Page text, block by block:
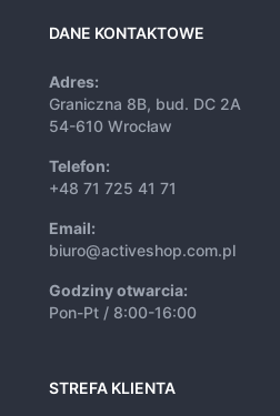
DANE KONTAKTOWE
Adres:
Graniczna 8B, bud. DC 2A
54-610 Wrocław
Telefon:
+48 71 725 41 71
Email:
biuro@activeshop.com.pl
Godziny otwarcia:
Pon-Pt / 8:00-16:00
STREFA KLIENTA